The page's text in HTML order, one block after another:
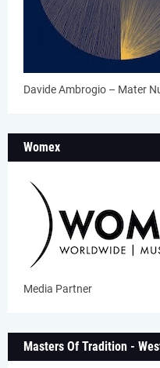
Davide Ambrogio – Mater
Womex
Media Partner
Masters Of Tradition -